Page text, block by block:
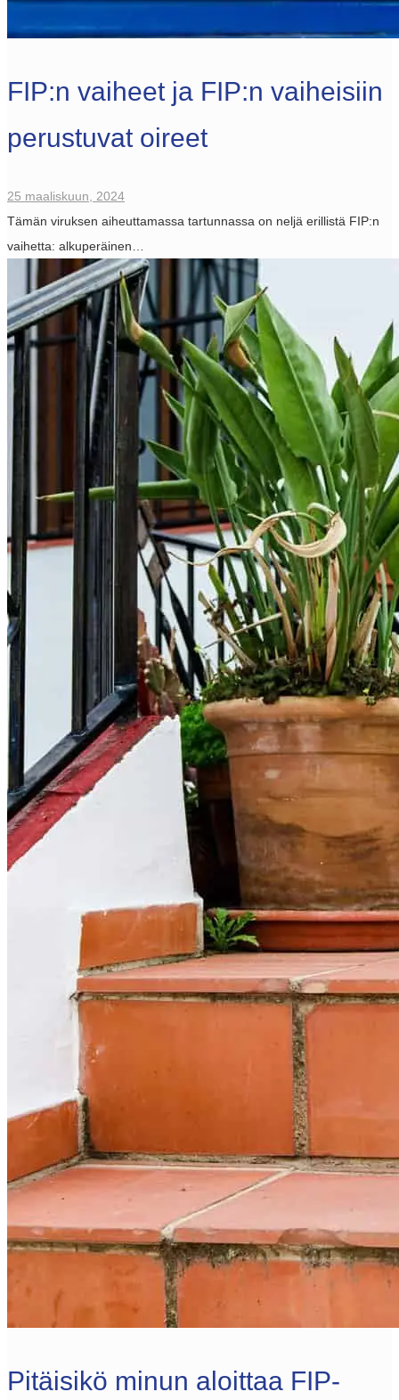
FIP:n vaiheet ja FIP:n vaiheisiin
perustuvat oireet
25 maaliskuun, 2024
Tämän viruksen aiheuttamassa tartunnassa on neljä erillistä FIP:n
vaihetta: alkuperäinen…
Pitäisikö minun aloittaa FIP-